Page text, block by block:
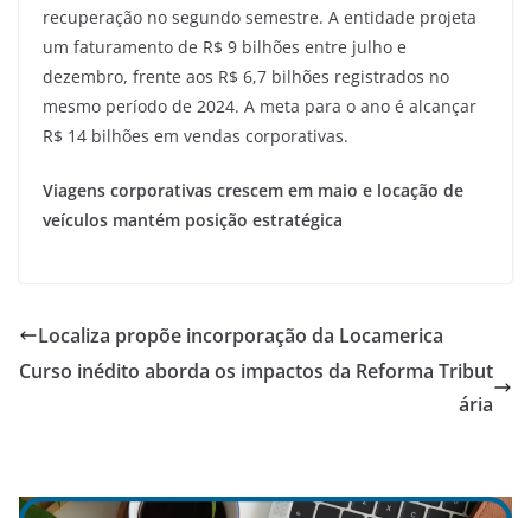
recuperação no segundo semestre. A entidade projeta
um faturamento de R$ 9 bilhões entre julho e
dezembro, frente aos R$ 6,7 bilhões registrados no
mesmo período de 2024. A meta para o ano é alcançar
R$ 14 bilhões em vendas corporativas.
Viagens corporativas crescem em maio e locação de
veículos mantém posição estratégica
Localiza propõe incorporação da Locamerica
Curso inédito aborda os impactos da Reforma Tribut
ária